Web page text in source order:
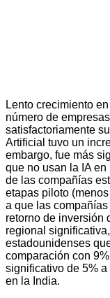
Lento crecimiento
número de
satisfactoriamente
Artificial tuvo un
embargo, fue más
que no usan la IA
de las compañías
etapas piloto
a que las
retorno de inversión
regional
estadounidenses
comparación con
significativo de 5%
en la India.